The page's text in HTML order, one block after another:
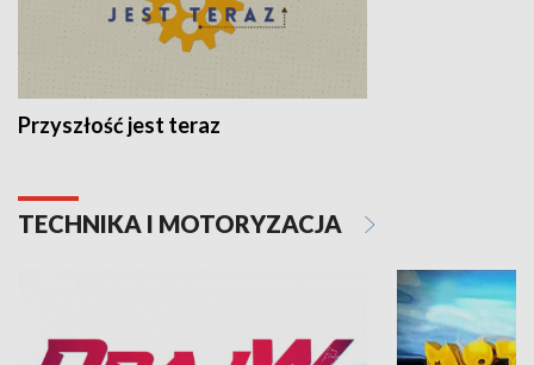
Przyszłość jest teraz
TECHNIKA I MOTORYZACJA